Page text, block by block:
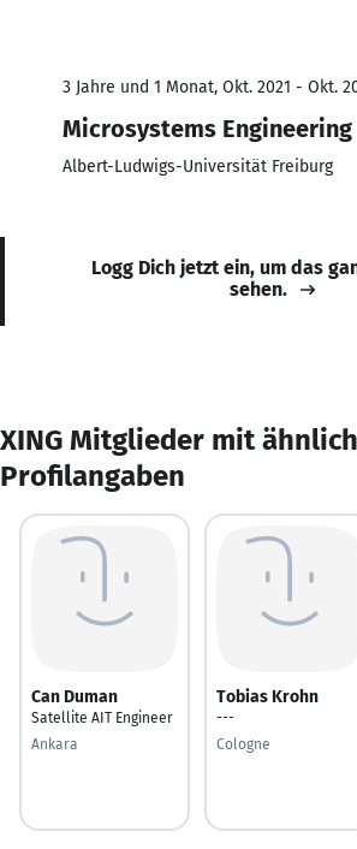
3 Jahre und 1 Monat, Okt. 2021 - Okt.
Microsystems Engineering
Albert-Ludwigs-Universität Freiburg
Logg Dich jetzt ein, um das
sehen.
XING Mitglieder mit
Profilangaben
Can Duman
Satellite AIT Engineer
Ankara
Tobias Krohn
---
Cologne